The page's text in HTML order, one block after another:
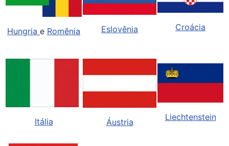
Hungria e Romênia Eslovênia Croácia
Itália Áustria Liechtenstein